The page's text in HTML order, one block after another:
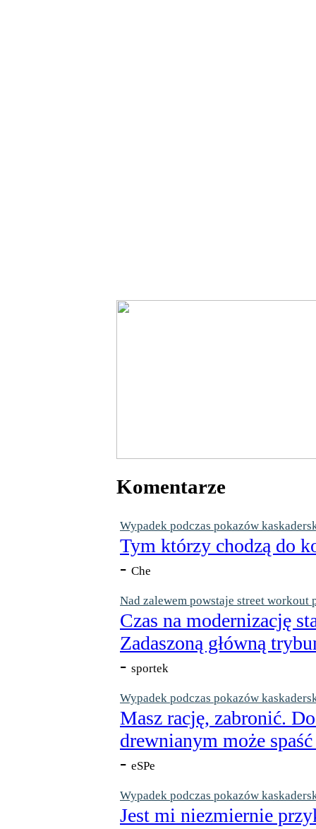
Komentarze
Wypadek podczas pokazów
Tym którzy chodzą do
- Che
Nad zalewem powstaje street workout
Czas na modernizację
Zadaszoną główną
- sportek
Wypadek podczas pokazów
Masz rację, zabronić.
drewnianym może
- eSPe
Wypadek podczas pokazów
Jest mi niezmiernie